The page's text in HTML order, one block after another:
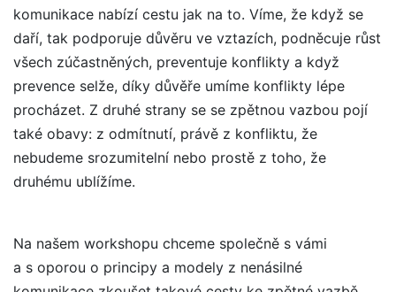
komunikace nabízí cestu jak na to. Víme, že když se
daří, tak podporuje důvěru ve vztazích, podněcuje růst
všech zúčastněných, preventuje konflikty a když
prevence selže, díky důvěře umíme konflikty lépe
procházet. Z druhé strany se se zpětnou vazbou pojí
také obavy: z odmítnutí, právě z konfliktu, že
nebudeme srozumitelní nebo prostě z toho, že
druhému ublížíme.
Na našem workshopu chceme společně s vámi
a s oporou o principy a modely z nenásilné